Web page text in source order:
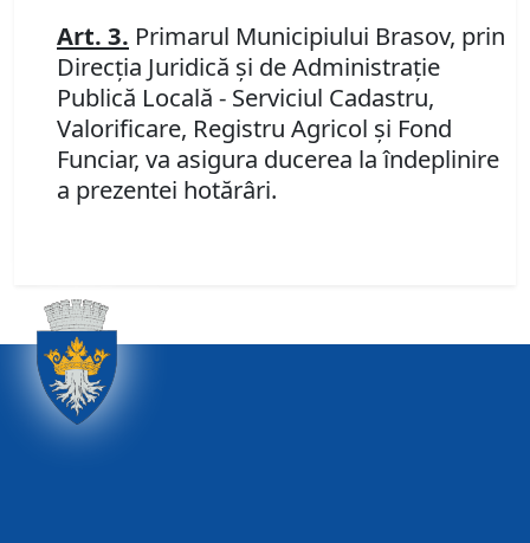
Art. 3. Primarul Municipiului Brasov, prin
Direcţia Juridică şi de Administraţie
Publică Locală - Serviciul Cadastru,
Valorificare, Registru Agricol şi Fond
Funciar, va asigura ducerea la îndeplinire
a prezentei hotărâri.